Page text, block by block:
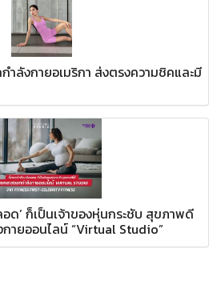
ำลังกายอเมริกา ส่งตรงความชิคและมี
อด’ ก็เป็นเจ้าของหุ่นกระชับ สุขภาพดี
ายออนไลน์ “Virtual Studio”